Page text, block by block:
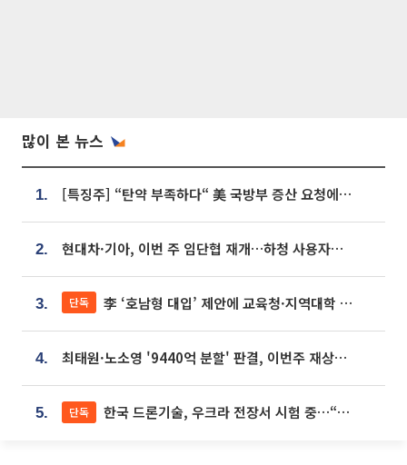
많이 본 뉴스
1. [특징주] “탄약 부족하다“ 美 국방부 증산 요청에⋯국내 방산주 급등세
2. 현대차·기아, 이번 주 임단협 재개…하청 사용자성 재심도 ‘변수’
3. 단독 李 ‘호남형 대입’ 제안에 교육청·지역대학 서·논술형 입시 연계 '착수'
4. 최태원·노소영 '9440억 분할' 판결, 이번주 재상고 여부 주목
5. 단독 한국 드론기술, 우크라 전장서 시험 중…“스타트업 여러 곳 참여”